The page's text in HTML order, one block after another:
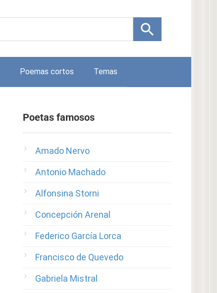
Poemas cortos Temas
Poetas famosos
Amado Nervo
Antonio Machado
Alfonsina Storni
Concepción Arenal
Federico García Lorca
Francisco de Quevedo
Gabriela Mistral